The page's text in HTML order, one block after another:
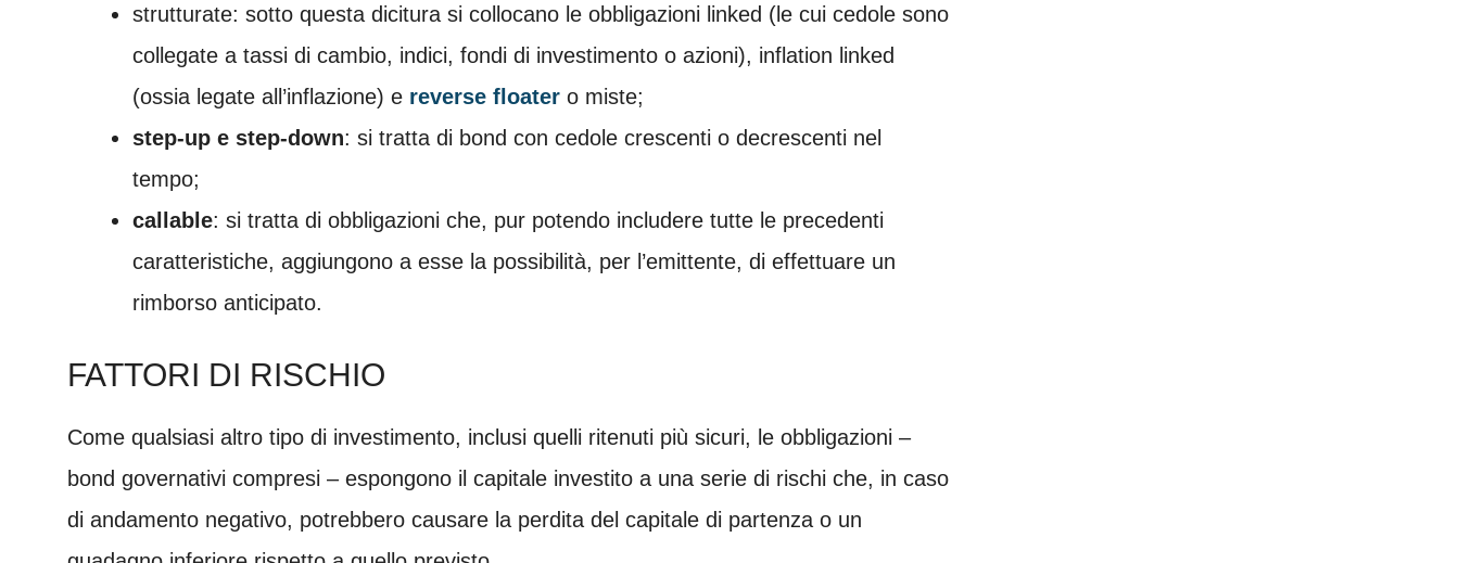
strutturate: sotto questa dicitura si collocano le obbligazioni linked (le cui cedole sono
collegate a tassi di cambio, indici, fondi di investimento o azioni), inflation linked
(ossia legate all’inflazione) e reverse floater o miste;
step-up e step-down: si tratta di bond con cedole crescenti o decrescenti nel
tempo;
callable: si tratta di obbligazioni che, pur potendo includere tutte le precedenti
caratteristiche, aggiungono a esse la possibilità, per l’emittente, di effettuare un
rimborso anticipato.
FATTORI DI RISCHIO
Come qualsiasi altro tipo di investimento, inclusi quelli ritenuti più sicuri, le obbligazioni –
bond governativi compresi – espongono il capitale investito a una serie di rischi che, in caso
di andamento negativo, potrebbero causare la perdita del capitale di partenza o un